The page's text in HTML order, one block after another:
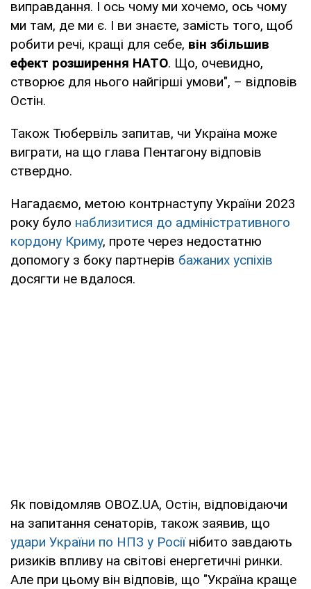
виправдання. І ось чому ми хочемо, ось чому
ми там, де ми є. І ви знаєте, замість того, щоб
робити речі, кращі для себе, він збільшив
ефект розширення НАТО. Що, очевидно,
створює для нього найгірші умови", – відповів
Остін.
Також Тюбервіль запитав, чи Україна може
виграти, на що глава Пентагону відповів
ствердно.
Нагадаємо, метою контрнаступу України 2023
року було наблизитися до адміністративного
кордону Криму, проте через недостатню
допомогу з боку партнерів бажаних успіхів
досягти не вдалося.
Як повідомляв OBOZ.UA, Остін, відповідаючи
на запитання сенаторів, також заявив, що
удари України по НПЗ у Росіїнібито завдають
ризиків впливу на світові енергетичні ринки.
Але при цьому він відповів, що "Україна краще